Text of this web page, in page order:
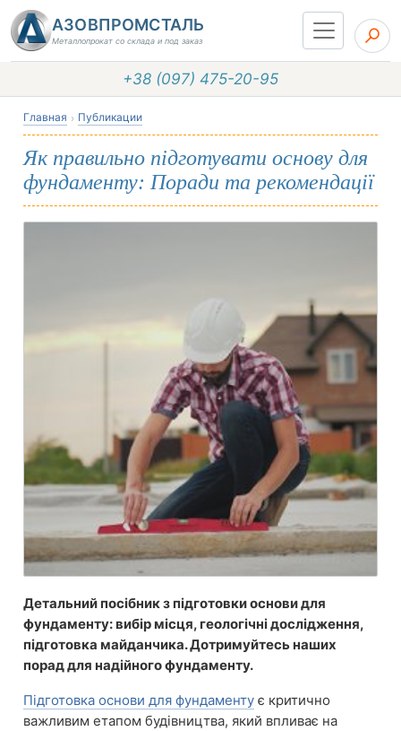
АЗОВПРОМСТАЛЬ
Металлопрокат со склада и под заказ
+38 (097) 475-20-95
Главная Публикации
Як правильно підготувати основу для
фундаменту: Поради та рекомендації
Детальний посібник з підготовки основи для
фундаменту: вибір місця, геологічні дослідження,
підготовка майданчика. Дотримуйтесь наших
порад для надійного фундаменту.
Підготовка основи для фундаменту є критично
важливим етапом будівництва, який впливає на